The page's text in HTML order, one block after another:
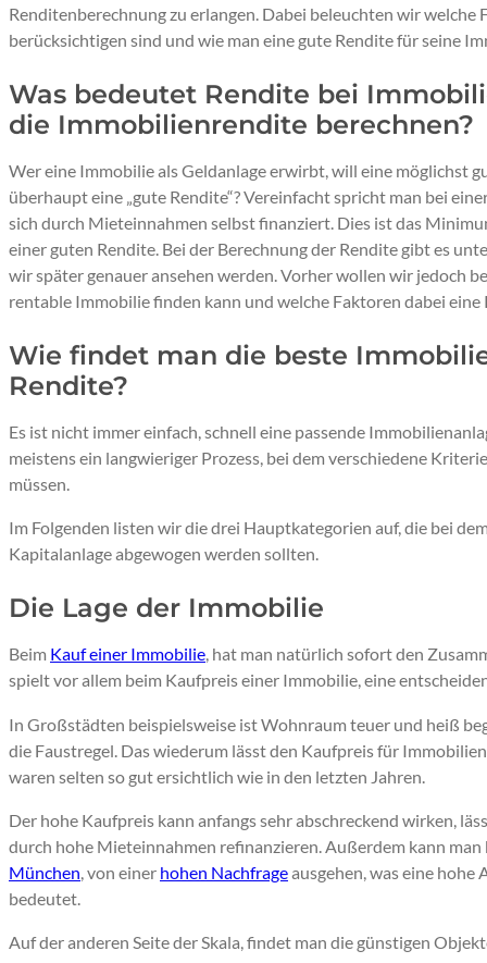
Renditenberechnung zu erlangen. Dabei beleuchten wir welche
berücksichtigen sind und wie man eine gute Rendite für seine
Was bedeutet Rendite bei
die Immobilienrendite berechnen?
Wer eine Immobilie als Geldanlage erwirbt, will eine möglichst
überhaupt eine „gute Rendite“? Vereinfacht spricht man bei
sich durch Mieteinnahmen selbst finanziert. Dies ist das
einer guten Rendite. Bei der Berechnung der Rendite gibt es
wir später genauer ansehen werden. Vorher wollen wir jedoch
rentable Immobilie finden kann und welche Faktoren dabei eine
Wie findet man die beste
Rendite?
Es ist nicht immer einfach, schnell eine passende
meistens ein langwieriger Prozess, bei dem verschiedene
müssen.
Im Folgenden listen wir die drei Hauptkategorien auf, die bei
Kapitalanlage abgewogen werden sollten.
Die Lage der Immobilie
Beim Kauf einer Immobilie, hat man natürlich sofort den
spielt vor allem beim Kaufpreis einer Immobilie, eine
In Großstädten beispielsweise ist Wohnraum teuer und heiß
die Faustregel. Das wiederum lässt den Kaufpreis für
waren selten so gut ersichtlich wie in den letzten Jahren.
Der hohe Kaufpreis kann anfangs sehr abschreckend wirken,
durch hohe Mieteinnahmen refinanzieren. Außerdem kann man
München , von einer hohen Nachfrageausgehen, was eine
bedeutet.
Auf der anderen Seite der Skala, findet man die günstigen